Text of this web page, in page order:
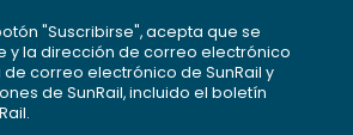
"Suscribirse", acepta que se
y la dirección de correo electrónico
correo electrónico de SunRail y
de SunRail, incluido el boletín